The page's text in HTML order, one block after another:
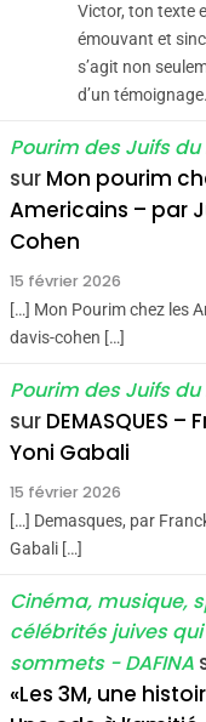
Maroc
De
De
Du
1
Oeil
2
«Tu
Dis
Boy
ISRAÉL
Tout
4
ISRAÉL
2025,
Victor, ton texte
émouvant et
s’agit non
d’un
Pourim des Juifs du
sur Mon pourim
Americains – par
Cohen
15 février 2026
[…] Mon Pourim chez les
davis-cohen […]
Pourim des Juifs du
sur DEMASQUES –
Yoni Gabali
15 février 2026
[…] Demasques, par
Gabali […]
Cinéma, musique,
célébrités juives
sommets - DAFINA
«Les 3M, une